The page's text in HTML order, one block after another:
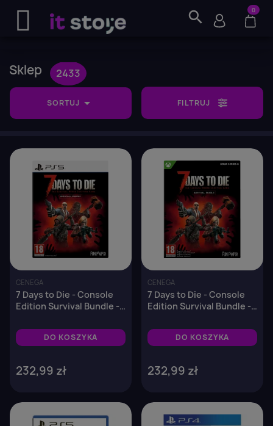
search 0
Sklep 2433
SORTUJ  FILTRUJ
CENEGA
7 Days to Die - Console
Edition Survival Bundle -
DO KOSZYKA
232,99 zł
CENEGA
7 Days to Die - Console
Edition Survival Bundle -
DO KOSZYKA
232,99 zł